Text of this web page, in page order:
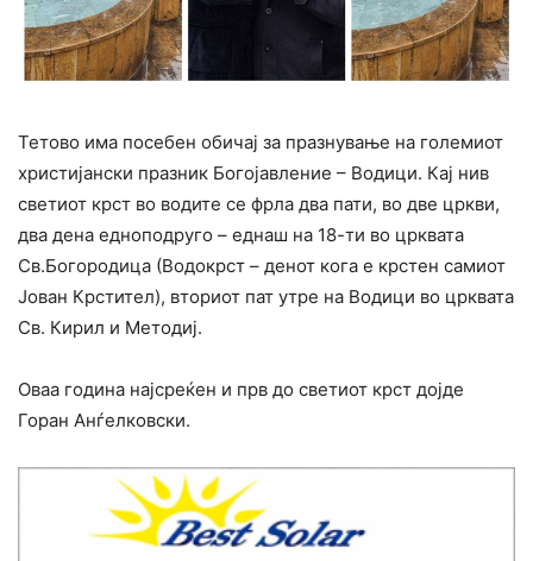
Тетово има посебен обичај за празнување на големиот
христијански празник Богојавление – Водици. Кај нив
светиот крст во водите се фрла два пати, во две цркви,
два дена едноподруго – еднаш на 18-ти во црквата
Св.Богородица (Водокрст – денот кога е крстен самиот
Јован Крстител), вториот пат утре на Водици во црквата
Св. Кирил и Методиј.
Oваа година најсреќен и прв до светиот крст дојде
Горан Анѓелковски.